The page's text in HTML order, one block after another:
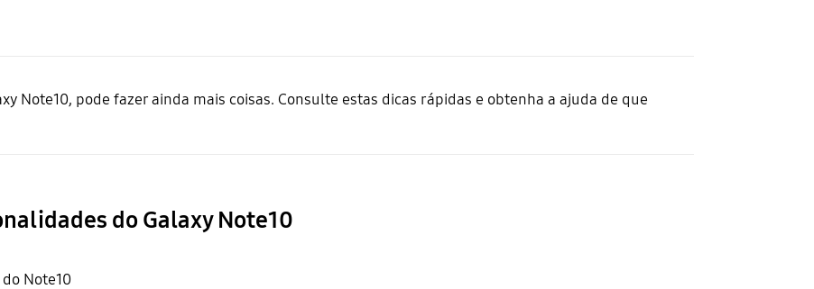
Note10, pode fazer ainda mais coisas. Consulte estas dicas rápidas e obtenha a ajuda de que
do Galaxy Note10
Note10